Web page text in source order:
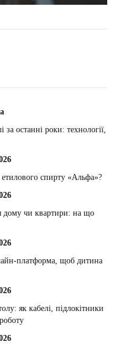
за останні роки: технології,
спирту «Альфа»?
дому чи квартири: на що
платформа, щоб дитина
як кабелі, підлокітники